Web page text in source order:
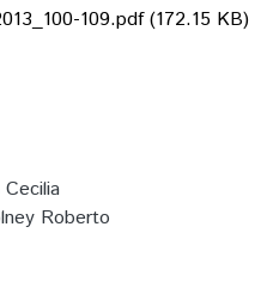
109.pdf(172.15 KB)
Roberto